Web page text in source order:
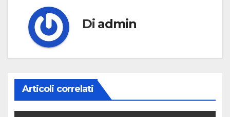
Di admin
Articoli correlati